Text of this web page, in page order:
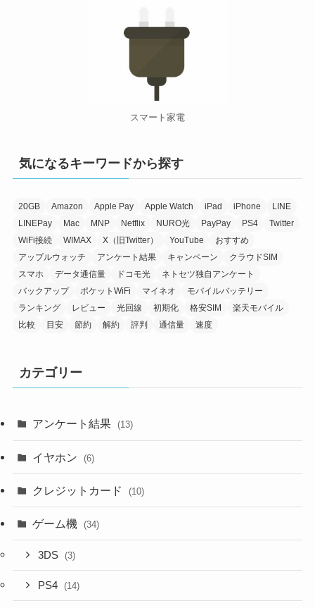
スマート家電
気になるキーワードから探す
20GB Amazon Apple Pay Apple Watch iPad iPhone
LINE
LINEPay
Mac MNP Netflix NURO光 PayPay PS4
Twitter
WiFi接続
WIMAX X（旧Twitter） YouTube
おすすめ
アップルウォッチ
アンケート結果 キャンペーン
クラウドSIM
スマホ
データ通信量 ドコモ光
ネトセツ独自アンケート
バックアップ
ポケットWiFi マイネオ
モバイルバッテリー
ランキング
レビュー 光回線 初期化 格安SIM
楽天モバイル
比較
目安 節約 解約 評判 通信量 速度
カテゴリー
アンケート結果 (13)
イヤホン (6)
クレジットカード (10)
ゲーム機 (34)
3DS (3)
PS4 (14)